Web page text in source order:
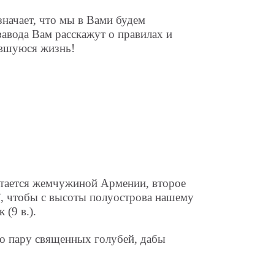
что мы в Вами будем
Вам расскажут о правилах и
жизнь!
жемчужиной Армении, второе
чтобы с высоты полуострова нашему
(9 в.).
пару священных голубей, дабы